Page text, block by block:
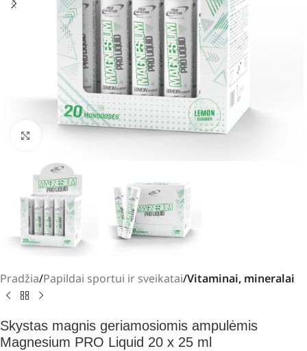
Padidinti
Pradžia Papildai sportui ir sveikatai Vitaminai, mineralai
Skystas magnis geriamosiomis ampulėmis
Magnesium PRO Liquid 20 x 25 ml